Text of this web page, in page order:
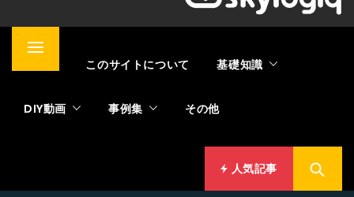
Primary
このサイトについて 基礎知識
DIY動画 事例集 その他
人気記事